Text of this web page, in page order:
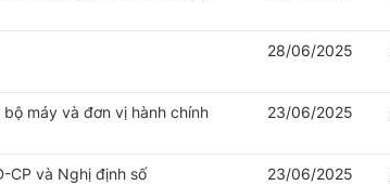
28/06/2025
máy và đơn vị hành chính 23/06/2025
CP và Nghị định số
23/06/2025